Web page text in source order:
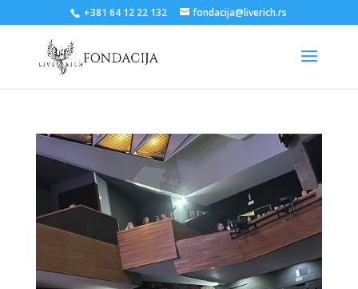
+381 64 12 22 132 fondacija@liverich.rs